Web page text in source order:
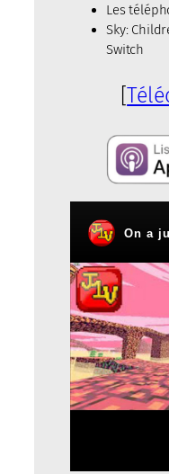
Les
Sky:
Switch
[